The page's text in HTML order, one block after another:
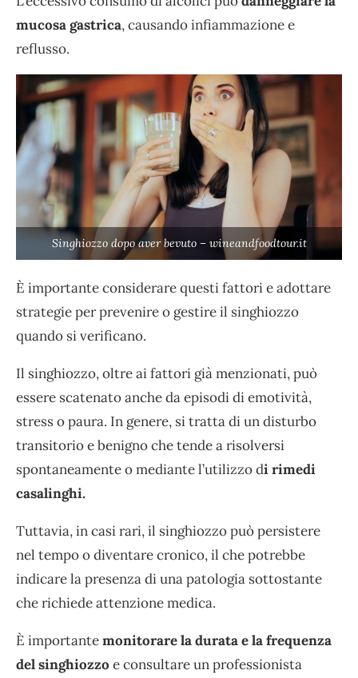
mucosa gastrica, causando infiammazione e
reflusso.
Singhiozzo dopo aver bevuto – wineandfoodtour.it
È importante considerare questi fattori e adottare
strategie per prevenire o gestire il singhiozzo
quando si verificano.
Il singhiozzo, oltre ai fattori già menzionati, può
essere scatenato anche da episodi di emotività,
stress o paura. In genere, si tratta di un disturbo
transitorio e benigno che tende a risolversi
spontaneamente o mediante l’utilizzo di rimedi
casalinghi.
Tuttavia, in casi rari, il singhiozzo può persistere
nel tempo o diventare cronico, il che potrebbe
indicare la presenza di una patologia sottostante
che richiede attenzione medica.
È importantemonitorare la durata e la frequenza
del singhiozzo e consultare un professionista